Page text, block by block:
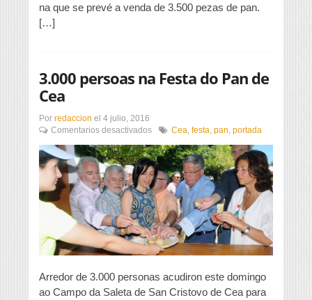
na que se prevé a venda de 3.500 pezas de pan.
[…]
3.000 persoas na Festa do Pan de
Cea
Por redaccion el 4 julio, 2016
Comentarios desactivadosen
persoas
na
Festa
do
Pan
de
Cea
Cea festa pan portada
Arredor de 3.000 personas acudiron este domingo
ao Campo da Saleta de San Cristovo de Cea para